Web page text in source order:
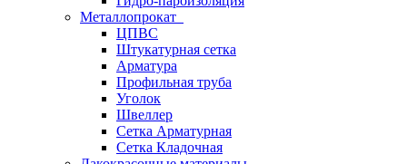
Металлопрокат
ЦПВС
Штукатурная сетка
Арматура
Профильная труба
Уголок
Швеллер
Сетка Арматурная
Сетка Кладочная